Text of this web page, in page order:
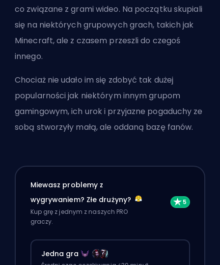
co związane z grami wideo. Na początku skupiali
się na niektórych grupowych grach, takich jak
Minecraft, ale z czasem przeszli do czegoś
innego.
Chociaż nie udało im się zdobyć tak dużej
popularności jak niektórym innym grupom
gamingowym, ich urok i przyjazne pogaduchy ze
sobą stworzyły małą, ale oddaną bazę fanów.
Miewasz problemy z
wygrywaniem? Złe drużyny?
Kup grę z jednym z naszych PRO
graczy.
Jedna gra